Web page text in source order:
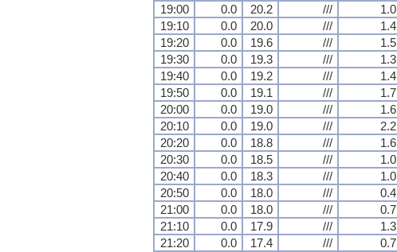
19:00
0.0 20.2 /// 1.0
19:10
0.0 20.0 /// 1.4
19:20
0.0 19.6 /// 1.5
19:30
0.0 19.3 /// 1.3
19:40
0.0 19.2 /// 1.4
19:50
0.0 19.1 /// 1.7
20:00
0.0 19.0 /// 1.6
20:10
0.0 19.0 /// 2.2
20:20
0.0 18.8 /// 1.6
20:30
0.0 18.5 /// 1.0
20:40
0.0 18.3 /// 1.0
20:50
0.0 18.0 /// 0.4
21:00
0.0 18.0 /// 0.7
21:10
0.0 17.9 /// 1.3
21:20
0.0 17.4 /// 0.7